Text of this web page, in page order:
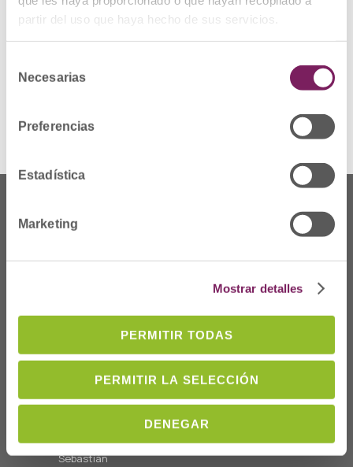
partir del uso que haya hecho de sus servicios.
Necesarias
Preferencias
Estadística
Marketing
Mostrar detalles
PERMITIR TODAS
PERMITIR LA SELECCIÓN
DENEGAR
de especificaciones en el test de disolución.
MEDIDAS CAUTELARES ADOPTADAS:
habituales.
20006 Donostia/San
Sebastián